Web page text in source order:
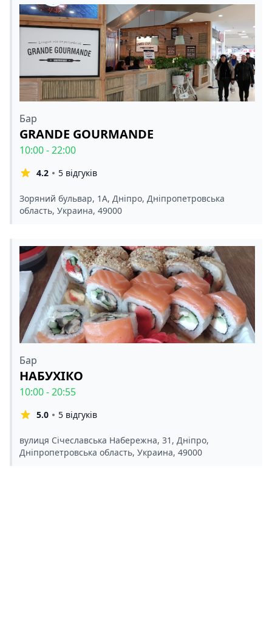
Бар
GRANDE GOURMANDE
10:00 - 22:00
4.2 5 відгуків
Зоряний бульвар, 1А, Дніпро, Дніпропетровська
область, Украина, 49000
Бар
НАБУХІКО
10:00 - 20:55
5.0 5 відгуків
вулиця Січеславська Набережна, 31, Дніпро,
Дніпропетровська область, Украина, 49000